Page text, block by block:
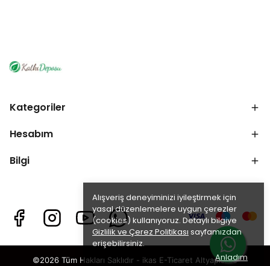
Alışveriş deneyiminizi iyileştirmek için
yasal düzenlemelere uygun çerezler
(cookies) kullanıyoruz. Detaylı bilgiye
Gizlilik ve Çerez Politikası sayfamızdan
erişebilirsiniz.
Anladım
Kategoriler
Hesabım
Bilgi
©2026 Tüm Hakları Saklıdır - ikas E-Ticaret Altyapısı ile